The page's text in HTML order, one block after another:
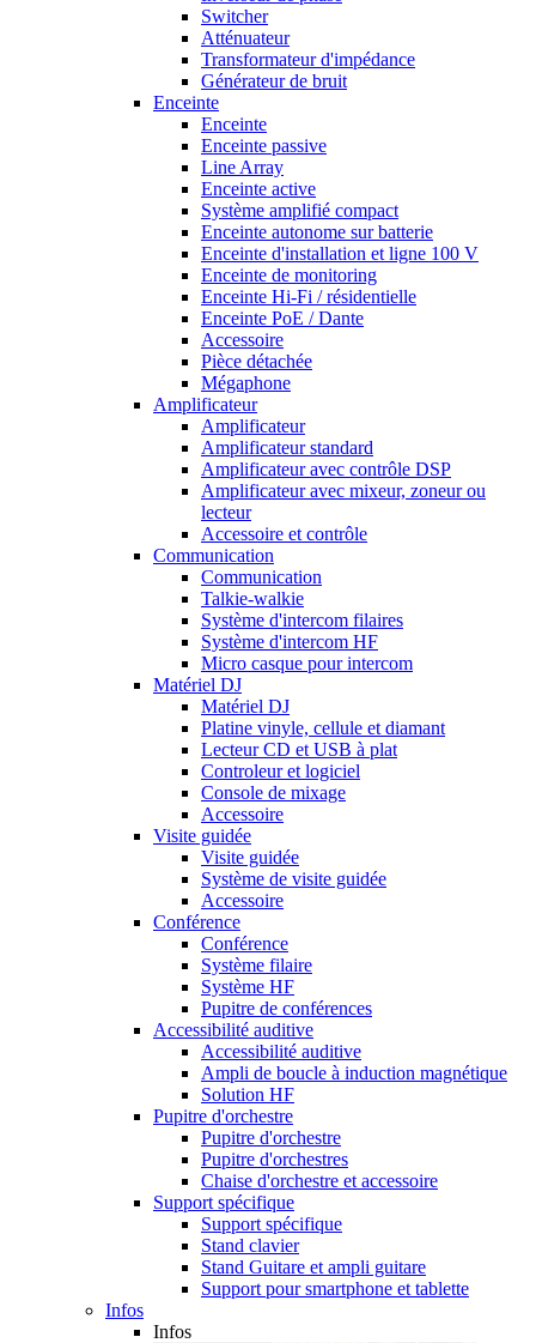
Switcher
Atténuateur
Transformateur d'impédance
Générateur de bruit
Enceinte
Enceinte
Enceinte passive
Line Array
Enceinte active
Système amplifié compact
Enceinte autonome sur batterie
Enceinte d'installation et ligne 100 V
Enceinte de monitoring
Enceinte Hi-Fi / résidentielle
Enceinte PoE / Dante
Accessoire
Pièce détachée
Mégaphone
Amplificateur
Amplificateur
Amplificateur standard
Amplificateur avec contrôle DSP
Amplificateur avec mixeur, zoneur ou
lecteur
Accessoire et contrôle
Communication
Communication
Talkie-walkie
Système d'intercom filaires
Système d'intercom HF
Micro casque pour intercom
Matériel DJ
Matériel DJ
Platine vinyle, cellule et diamant
Lecteur CD et USB à plat
Controleur et logiciel
Console de mixage
Accessoire
Visite guidée
Visite guidée
Système de visite guidée
Accessoire
Conférence
Conférence
Système filaire
Système HF
Pupitre de conférences
Accessibilité auditive
Accessibilité auditive
Ampli de boucle à induction magnétique
Solution HF
Pupitre d'orchestre
Pupitre d'orchestre
Pupitre d'orchestres
Chaise d'orchestre et accessoire
Support spécifique
Support spécifique
Stand clavier
Stand Guitare et ampli guitare
Support pour smartphone et tablette
Infos
Infos